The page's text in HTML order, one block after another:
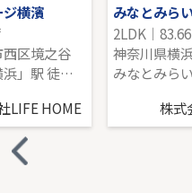
横濱
区境之谷
相鉄本線「西横浜」駅 徒歩14分
LIFE HOME
2LDK｜
株式